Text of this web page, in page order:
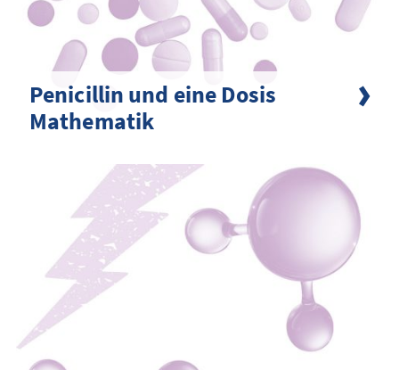
Penicillin und eine Dosis
Mathematik